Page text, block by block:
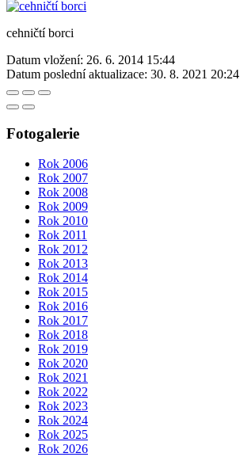
cehničtí borci
Datum vložení: 26. 6. 2014 15:44
Datum poslední aktualizace: 30. 8. 2021 20:24
Fotogalerie
Rok 2006
Rok 2007
Rok 2008
Rok 2009
Rok 2010
Rok 2011
Rok 2012
Rok 2013
Rok 2014
Rok 2015
Rok 2016
Rok 2017
Rok 2018
Rok 2019
Rok 2020
Rok 2021
Rok 2022
Rok 2023
Rok 2024
Rok 2025
Rok 2026